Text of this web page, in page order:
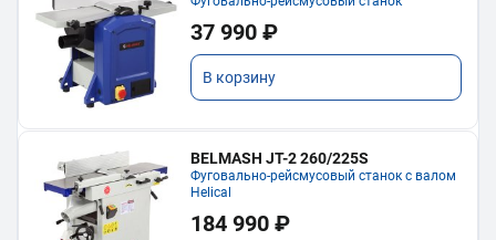
37 990 ₽
В корзину
BELMASH JT-2 260/225S
Фуговально-рейсмусовый станок с валом
Helical
184 990 ₽